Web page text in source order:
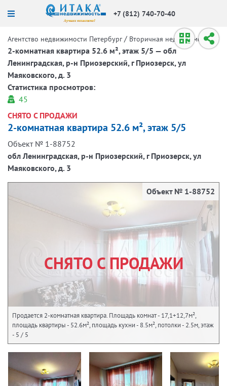
+7 (812) 740-70-40
Агентство недвижимости Петербург / Вторичная недвижимость /
2-комнатная квартира 52.6 м², этаж 5/5 — обл
Ленинградская, р-н Приозерский, г Приозерск, ул
Маяковского, д. 3
Статистика просмотров:
45
СНЯТО С ПРОДАЖИ
2-комнатная квартира 52.6 м², этаж 5/5
Объект № 1-88752
обл Ленинградская, р-н Приозерский, г Приозерск, ул
Маяковского, д. 3
СНЯТО С ПРОДАЖИ
Объект № 1-88752
Продается 2-комнатная квартира. Площадь комнат - 17,1+12,7м²,
площадь квартиры - 52.6м², площадь кухни - 8.5м², потолки - 2.5м, этаж
- 5 / 5